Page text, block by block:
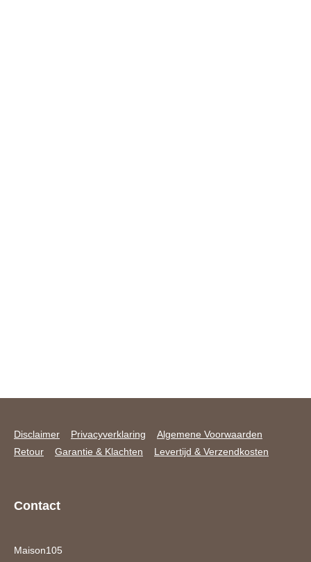
Disclaimer Privacyverklaring
Algemene Voorwaarden
Retour
Garantie & Klachten Levertijd & Verzendkosten
Contact
Maison105